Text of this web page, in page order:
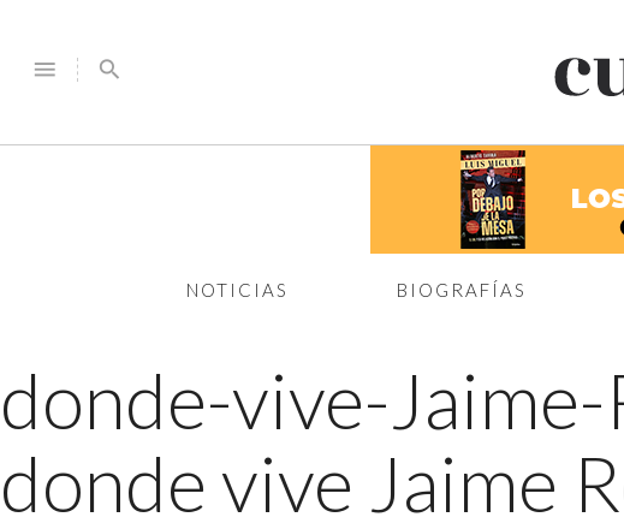
menu search
NOTICIAS BIOGRAFÍAS
donde-vive-
donde vive Jaime